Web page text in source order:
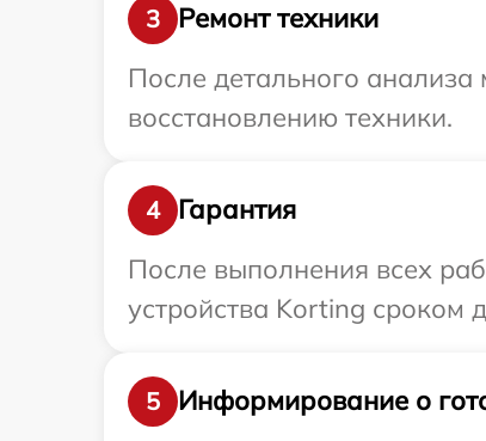
3
Ремонт техники
После детального
восстановлению техники.
4
Гарантия
После выполнения всех
устройства Korting сроком
5
Информирование о